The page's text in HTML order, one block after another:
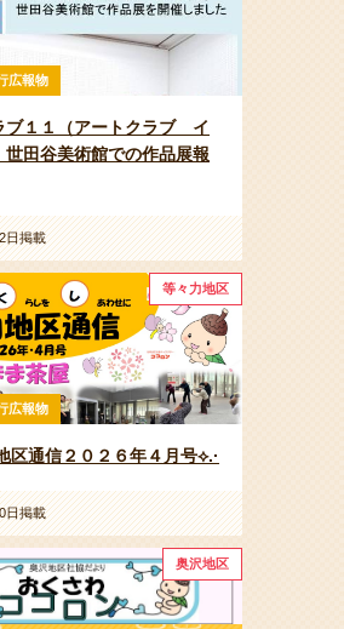
広報物
ブ１１（アートクラブ イ
田谷美術館での作品展報
日掲載
等々力地区
広報物
区通信２０２６年４月号⟡.·
日掲載
奥沢地区